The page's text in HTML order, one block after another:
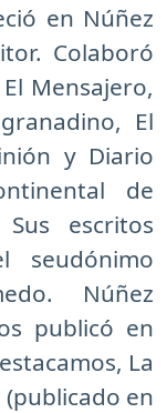
en Núñez
Colaboró
Mensajero,
El
y Diario
de
escritos
seudónimo
Núñez
publicó en
La
en